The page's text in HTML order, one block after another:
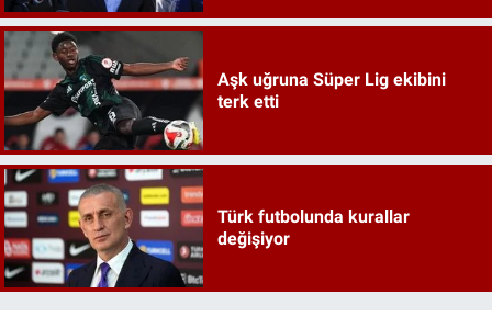
Aşk uğruna Süper Lig ekibini
terk etti
Türk futbolunda kurallar
değişiyor